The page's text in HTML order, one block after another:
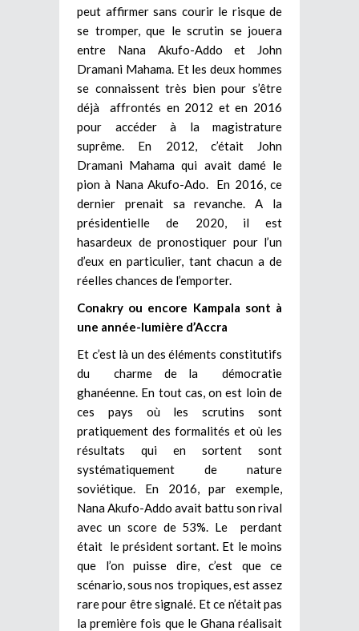
peut affirmer sans courir le risque de
se tromper, que le scrutin se jouera
entre Nana Akufo-Addo et John
Dramani Mahama. Et les deux hommes
se connaissent très bien pour s’être
déjà affrontés en 2012 et en 2016
pour accéder à la magistrature
suprême. En 2012, c’était John
Dramani Mahama qui avait damé le
pion à Nana Akufo-Ado. En 2016, ce
dernier prenait sa revanche. A la
présidentielle de 2020, il est
hasardeux de pronostiquer pour l’un
d’eux en particulier, tant chacun a de
réelles chances de l’emporter.
Conakry ou encore Kampala sont à
une année-lumière d’Accra
Et c’est là un des éléments constitutifs
du charme de la démocratie
ghanéenne. En tout cas, on est loin de
ces pays où les scrutins sont
pratiquement des formalités et où les
résultats qui en sortent sont
systématiquement de nature
soviétique. En 2016, par exemple,
Nana Akufo-Addo avait battu son rival
avec un score de 53%. Le perdant
était le président sortant. Et le moins
que l’on puisse dire, c’est que ce
scénario, sous nos tropiques, est assez
rare pour être signalé. Et ce n’était pas
la première fois que le Ghana réalisait